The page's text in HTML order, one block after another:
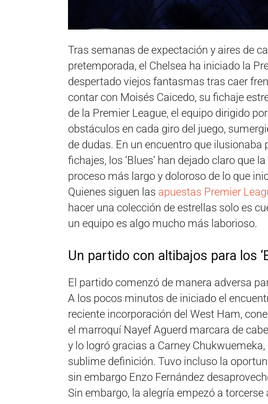
Tras semanas de expectación y aires de
pretemporada, el Chelsea ha iniciado la
despertado viejos fantasmas tras caer
contar con Moisés Caicedo, su fichaje
de la Premier League, el equipo dirigido
obstáculos en cada giro del juego,
de dudas. En un encuentro que ilusionaba
fichajes, los ‘Blues’ han dejado claro que
proceso más largo y doloroso de lo que
Quienes siguen las apuestas Premier
hacer una colección de estrellas solo es
un equipo es algo mucho más laborioso.
Un partido con altibajos para los
El partido comenzó de manera adversa
A los pocos minutos de iniciado el
reciente incorporación del West Ham,
el marroquí Nayef Aguerd marcara de
y lo logró gracias a Carney
sublime definición. Tuvo incluso la
sin embargo Enzo Fernández
Sin embargo, la alegría empezó a